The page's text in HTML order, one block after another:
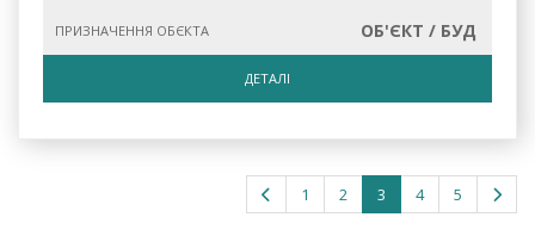
ПРИЗНАЧЕННЯ ОБЄКТА ОБ'ЄКТ / БУД
ДЕТАЛІ
1 2 3 4 5